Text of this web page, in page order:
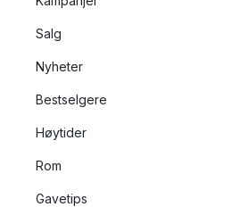
Salg
Nyheter
Bestselgere
Høytider
Rom
Gavetips